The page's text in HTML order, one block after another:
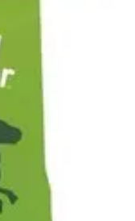
Recettes